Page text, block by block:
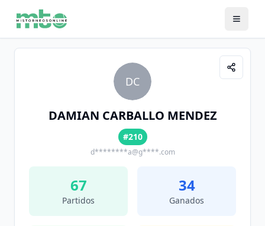
DC
DAMIAN CARBALLO MENDEZ
#210
d********a@g****.com
67
Partidos
34
Ganados